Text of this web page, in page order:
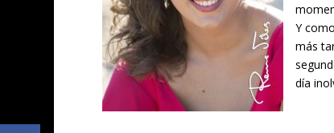
Y
más
día